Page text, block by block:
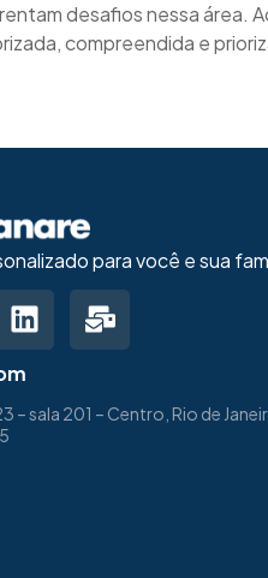
desafios nessa área.
compreendida e
para você e sua
– sala 201 – Centro, Rio de